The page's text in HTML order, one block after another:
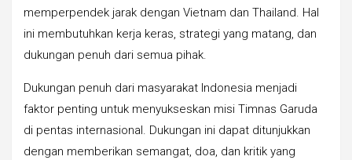
memperpendek jarak dengan Vietnam dan Thailand. Hal
ini membutuhkan kerja keras, strategi yang matang, dan
dukungan penuh dari semua pihak.
Dukungan penuh dari masyarakat Indonesia menjadi
faktor penting untuk menyukseskan misi Timnas Garuda
di pentas internasional. Dukungan ini dapat ditunjukkan
dengan memberikan semangat, doa, dan kritik yang